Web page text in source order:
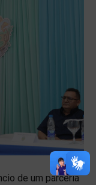
de um parceria